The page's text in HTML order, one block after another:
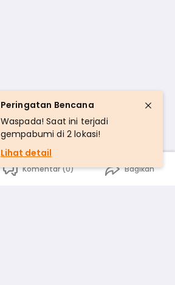
Komentar (0) Bagikan
Peringatan Bencana
Waspada! Saat ini terjadi
gempabumi di 2 lokasi!
Lihat detail